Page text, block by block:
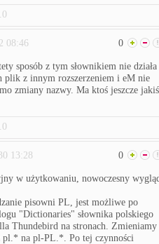
08:46 0
sposób z tym słownikiem nie
plik z innym rozszerzeniem i eM nie
zmiany nazwy. Ma ktoś jeszcze jakiś
13:28 0
w użytkowaniu, nowoczesny
pisowni PL, jest możliwe po
"Dictionaries" słownika polskiego
Thundebird na stronach. Zmieniamy
na pl-PL.*. Po tej czynności